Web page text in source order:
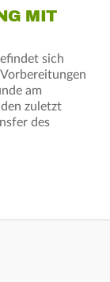
MIT
sich
am
zuletzt
des